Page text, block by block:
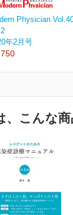
Physician
年2月号
こんな商